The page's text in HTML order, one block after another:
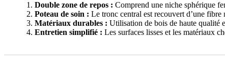
Double zone de repos : Comprend une niche sphérique
Poteau de soin : Le tronc central est recouvert d’une
Matériaux durables : Utilisation de bois de haute qualité
Entretien simplifié : Les surfaces lisses et les matériaux